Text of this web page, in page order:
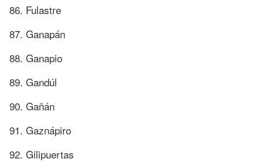
86. Fulastre
87. Ganapán
88. Ganapio
89. Gandúl
90. Gañán
91. Gaznápiro
92. Gilipuertas